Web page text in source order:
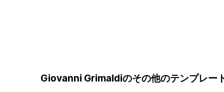
Giovanni Grimaldiのその他のテンプレー